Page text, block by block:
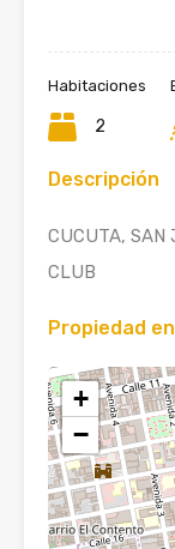
Habitaciones
2
Descripción
CUCUTA, SAN
CLUB
Propiedad
+
−